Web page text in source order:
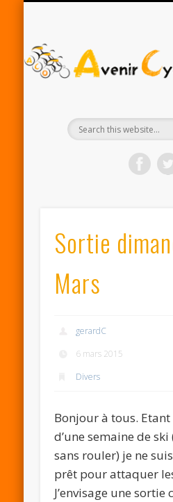
Sortie
Mars
gerardC
6 mars 2015
Divers
Bonjour à tous.
d’une semaine de
sans rouler) je ne
prêt pour attaquer
J’envisage une sortie